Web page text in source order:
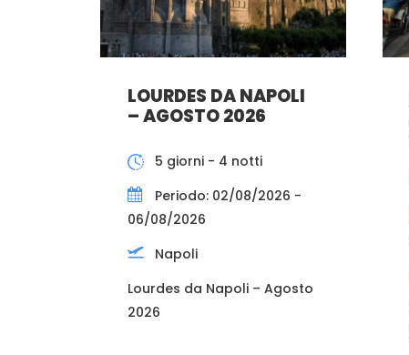
LOURDES DA NAPOLI
– AGOSTO 2026
5 giorni - 4 notti
Periodo: 02/08/2026 -
06/08/2026
Napoli
Lourdes da Napoli – Agosto
2026